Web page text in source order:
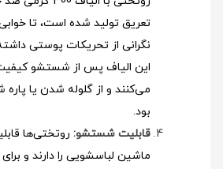
تعریق تولید شده است، تا
نگرانی از تحریکات پوستی
این الیاف پس از شستشو
می‌کنند و از گلوله شدن یا
بود.
قابلیت شستشو: روتختی‌ها
ماشین لباسشویی را دارند و